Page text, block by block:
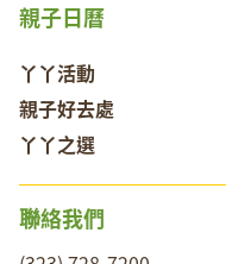
親子日曆
丫丫活動
親子好去處
丫丫之選
聯絡我們